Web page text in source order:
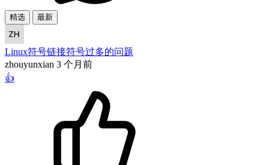
精选 最新
Linux符号链接符号过多的问题
zhouyunxian 3 个月前
👍